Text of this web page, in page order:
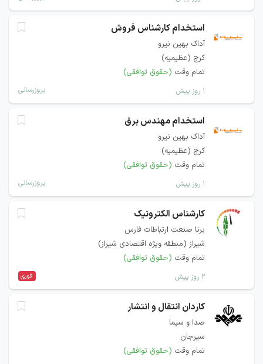
استخدام کارشناس فروش
آداک بهین نیرو
کرج (عظیمیه)
تمام وقت (حقوق توافقی)
۱ روز پیش بروزرسانی
استخدام مهندس برق
آداک بهین نیرو
کرج (عظیمیه)
تمام وقت (حقوق توافقی)
۱ روز پیش بروزرسانی
کارشناس الکترونیک
برنا صنعت ارتباطات فارس
شیراز (منطقه ویژه اقتصادی شیراز)
تمام وقت (حقوق توافقی)
۲ روز پیش فوری
کاردان انتقال و انتشار
صدا و سیما
سیرجان
تمام وقت (حقوق توافقی)